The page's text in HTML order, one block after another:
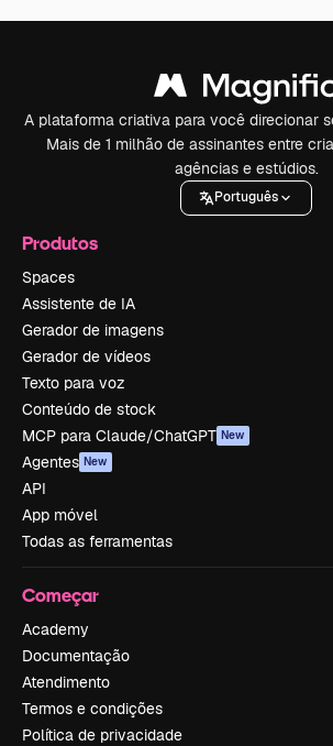
A plataforma criativa para você direcionar
Mais de 1 milhão de assinantes entre
agências e estúdios.
Português
Produtos
Spaces
Assistente de IA
Gerador de imagens
Gerador de vídeos
Texto para voz
Conteúdo de stock
MCP para Claude/ChatGPT New
Agentes New
API
App móvel
Todas as ferramentas
Começar
Academy
Documentação
Atendimento
Termos e condições
Política de privacidade